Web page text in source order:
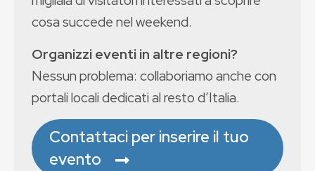
cosa succede nel weekend.
Organizzi eventi in altre regioni?
Nessun problema: collaboriamo anche con
portali locali dedicati al resto d’Italia.
Contattaci per inserire il tuo
evento